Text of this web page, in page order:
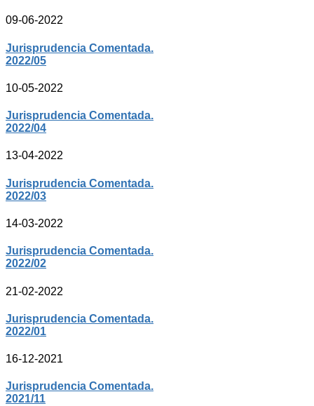
09-06-2022
Jurisprudencia Comentada.
2022/05
10-05-2022
Jurisprudencia Comentada.
2022/04
13-04-2022
Jurisprudencia Comentada.
2022/03
14-03-2022
Jurisprudencia Comentada.
2022/02
21-02-2022
Jurisprudencia Comentada.
2022/01
16-12-2021
Jurisprudencia Comentada.
2021/11